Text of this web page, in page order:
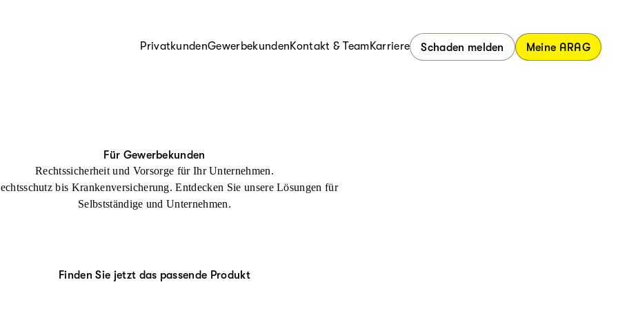
PrivatkundenGewerbekundenKontakt & TeamKarriere Schaden melden Meine ARAG
Für Gewerbekunden
Rechts­sicherheit und Vorsorge für Ihr Unternehmen.
bis Krankenversicherung. Entdecken Sie unsere Lösungen für
Selbstständige und Unternehmen.
Finden Sie jetzt das passende Produkt